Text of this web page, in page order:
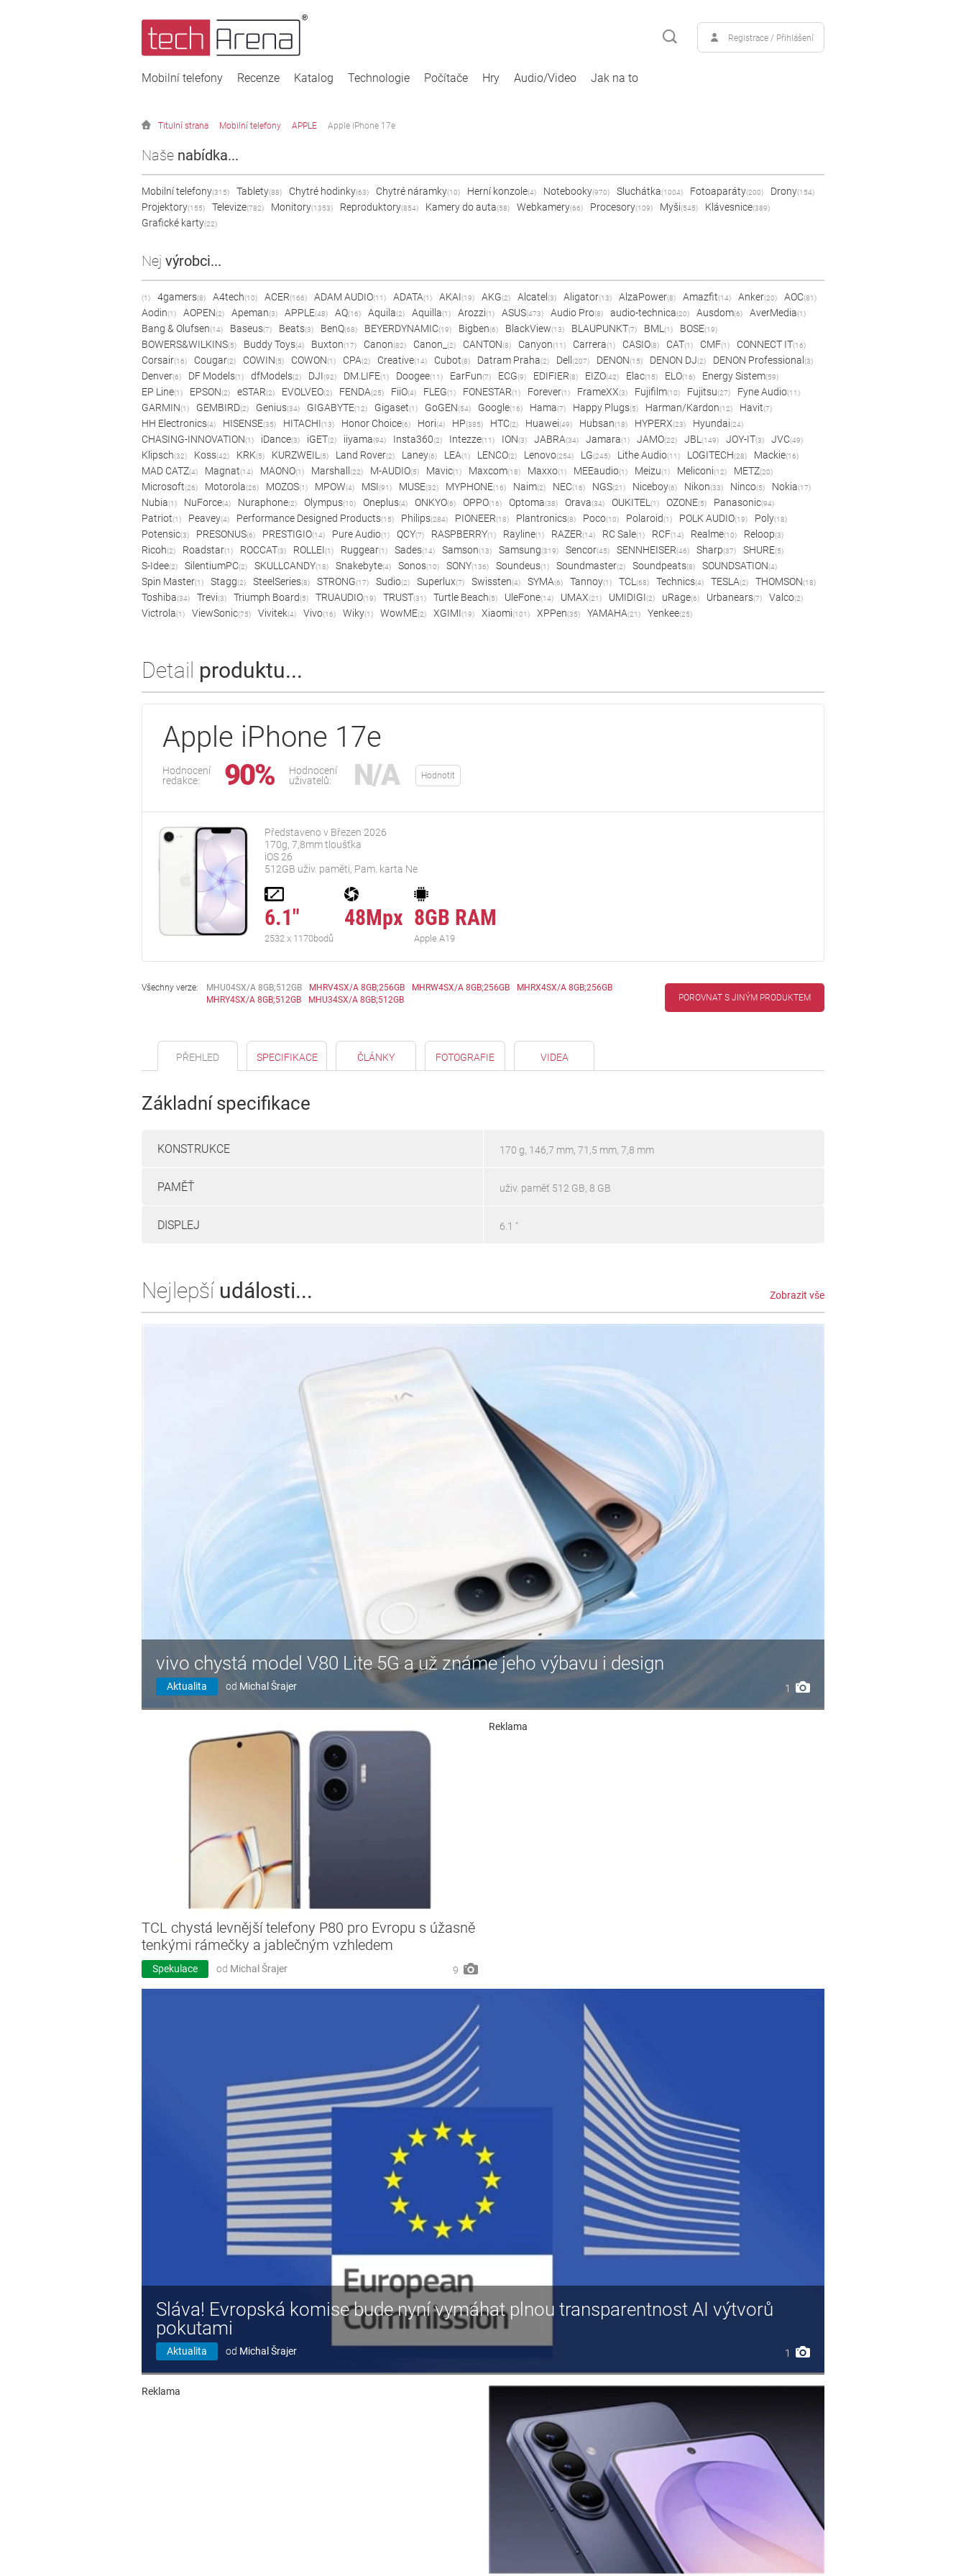
Registrace / Přihlášení
Mobilní telefony Recenze Katalog Technologie Počítače Hry Audio/Video Jak na to
Titulní strana Mobilní telefony APPLE Apple iPhone 17e
Naše nabídka...
Mobilní telefony(315) Tablety(88) Chytré hodinky(63) Chytré náramky(10) Herní konzole(4) Notebooky(970) Sluchátka(1004) Fotoaparáty(200) Drony(154)
Projektory(155) Televize(782) Monitory(1353) Reproduktory(854) Kamery do auta(58) Webkamery(66) Procesory(109) Myši(545) Klávesnice(389)
Grafické karty(22)
Nej výrobci...
(1) 4gamers(8) A4tech(10) ACER(166) ADAM AUDIO(11) ADATA(1) AKAI(19) AKG(2) Alcatel (3) Aligator(13) AlzaPower(8) Amazfit(14) Anker(20) AOC(81)
Aodin(1) AOPEN(2) Apeman(3) APPLE(48) AQ(16) Aquila(2) Aquilla(1) Arozzi(1) ASUS(473) Audio Pro(8) audio-technica(20) Ausdom(6) AverMedia(1)
Bang & Olufsen(14) Baseus(7) Beats(3) BenQ(68) BEYERDYNAMIC(19) Bigben(6) BlackView(13) BLAUPUNKT(7) BML(1) BOSE(19)
BOWERS&WILKINS(5) Buddy Toys(4) Buxton(17) Canon(82) Canon_ (2) CANTON(8) Canyon(11) Carrera(1) CASIO(8) CAT(1) CMF(1) CONNECT IT(16)
Corsair(16) Cougar(2) COWIN(5) COWON(1) CPA(2) Creative(14) Cubot(8) Datram Praha(2) Dell (207) DENON(15) DENON DJ(2) DENON Professional (3)
Denver(6) DF Models(1) dfModels(2) DJI(92) DM.LIFE(1) Doogee(11) EarFun(7) ECG(9) EDIFIER(8) EIZO(42) Elac(15) ELO(16) Energy Sistem(59)
EP Line(1) EPSON(2) eSTAR(2) EVOLVEO(2) FENDA(25) FiiO(4) FLEG(1) FONESTAR(1) Forever(1) FrameXX(3) Fujifilm(10) Fujitsu(27) Fyne Audio(11)
GARMIN(1) GEMBIRD(2) Genius(34) GIGABYTE(12) Gigaset(1) GoGEN(54) Google(16) Hama(7) Happy Plugs(5) Harman/Kardon(12) Havit(7)
HH Electronics(4) HISENSE(35) HITACHI(13) Honor Choice(6) Hori(4) HP(385) HTC(2) Huawei(49) Hubsan(18) HYPERX(23) Hyundai(24)
CHASING-INNOVATION(1) iDance(3) iGET(2) iiyama(94) Insta360(2) Intezze(11) ION(3) JABRA(34) Jamara(1) JAMO(22) JBL(149) JOY-IT(3) JVC(49)
Klipsch(32) Koss(42) KRK(5) KURZWEIL(5) Land Rover(2) Laney(6) LEA(1) LENCO(2) Lenovo(254) LG(245) Lithe Audio(11) LOGITECH(28) Mackie(16)
MAD CATZ(4) Magnat(14) MAONO(1) Marshall (22) M-AUDIO(5) Mavic(1) Maxcom(18) Maxxo(1) MEEaudio(1) Meizu(1) Meliconi(12) METZ(20)
Microsoft(26) Motorola(26) MOZOS(1) MPOW(4) MSI(91) MUSE(32) MYPHONE(16) Naim(2) NEC(16) NGS(21) Niceboy(6) Nikon(33) Ninco(5) Nokia(17)
Nubia(1) NuForce(4) Nuraphone(2) Olympus(10) Oneplus(4) ONKYO(6) OPPO(16) Optoma(38) Orava(34) OUKITEL(1) OZONE(5) Panasonic(94)
Patriot(1) Peavey(4) Performance Designed Products(15) Philips(284) PIONEER(18) Plantronics(8) Poco(10) Polaroid(1) POLK AUDIO(19) Poly(18)
Potensic(3) PRESONUS(6) PRESTIGIO(14) Pure Audio(1) QCY(7) RASPBERRY(1) Rayline(1) RAZER(14) RC Sale(1) RCF(14) Realme(10) Reloop(3)
Ricoh(2) Roadstar(1) ROCCAT(3) ROLLEI(1) Ruggear(1) Sades(14) Samson(13) Samsung(319) Sencor(45) SENNHEISER(46) Sharp(37) SHURE(5)
S-Idee(2) SilentiumPC(2) SKULLCANDY(18) Snakebyte(4) Sonos(10) SONY(136) Soundeus(1) Soundmaster(2) Soundpeats(8) SOUNDSATION(4)
Spin Master(1) Stagg(2) SteelSeries(8) STRONG(17) Sudio(2) Superlux(7) Swissten(4) SYMA(6) Tannoy(1) TCL(68) Technics(4) TESLA(2) THOMSON(18)
Toshiba(34) Trevi(3) Triumph Board(5) TRUAUDIO(19) TRUST(31) Turtle Beach(5) UleFone(14) UMAX(21) UMIDIGI(2) uRage(6) Urbanears(7) Valco(2)
Victrola(1) ViewSonic(75) Vivitek(4) Vivo(16) Wiky(1) WowME(2) XGIMI(19) Xiaomi(101) XPPen(35) YAMAHA(21) Yenkee(25)
Detail produktu...
Apple iPhone 17e
Hodnocení
redakce:
90%
Hodnocení
uživatelů:
N/A Hodnotit
Představeno v Březen 2026
170g, 7,8mm tloušťka
iOS 26
512GB uživ. paměti, Pam. karta Ne
6.1"
2532 x 1170bodů
48Mpx 8GB RAM
Apple A19
Všechny verze: MHU04SX/A 8GB;512GB MHRV4SX/A 8GB;256GB MHRW4SX/A 8GB;256GB
MHRX4SX/A 8GB;256GB
MHRY4SX/A 8GB;512GB
MHU34SX/A 8GB;512GB POROVNAT S JINÝM PRODUKTEM
PŘEHLED SPECIFIKACE ČLÁNKY FOTOGRAFIE VIDEA
Základní specifikace
KONSTRUKCE 170 g, 146,7 mm, 71,5 mm, 7,8 mm
PAMĚŤ uživ. paměť 512 GB, 8 GB
DISPLEJ 6.1 "
Nejlepší události... Zobrazit vše
vivo chystá model V80 Lite 5G a už známe jeho výbavu i design
Aktualita od Michal Šrajer 1
TCL chystá levnější telefony P80 pro Evropu s úžasně
tenkými rámečky a jablečným vzhledem
Spekulace od Michal Šrajer 9
Reklama
Sláva! Evropská komise bude nyní vymáhat plnou transparentnost AI výtvorů
pokutami
Aktualita od Michal Šrajer 1
Reklama